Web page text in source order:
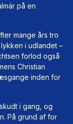
på en
mange års tro
i udlandet –
forlod også
Christian
inden for
i gang, og
På grund af for